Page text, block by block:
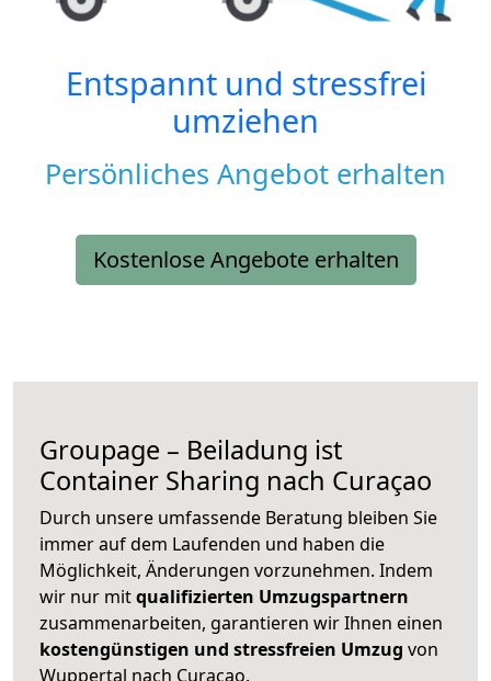
Entspannt und stressfrei
umziehen
Persönliches Angebot erhalten
Kostenlose Angebote erhalten
Groupage – Beiladung ist
Container Sharing nach Curaçao
Durch unsere umfassende Beratung bleiben Sie
immer auf dem Laufenden und haben die
Möglichkeit, Änderungen vorzunehmen. Indem
wir nur mitqualifizierten Umzugspartnern
zusammenarbeiten, garantieren wir Ihnen einen
kostengünstigen und stressfreien Umzug von
Wuppertal nach Curaçao.